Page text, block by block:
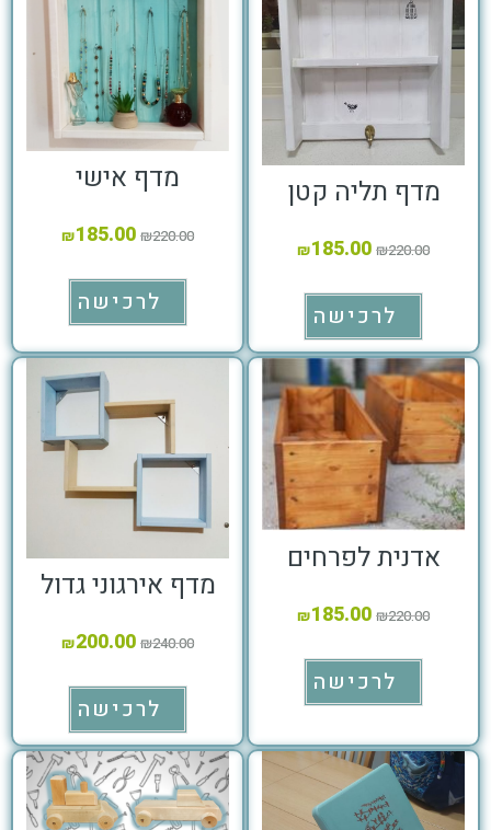
מדף תליה קטן
₪220.00
₪185.00
לרכישה
מדף אישי
₪220.00
₪185.00
לרכישה
אדנית לפרחים
₪220.00
₪185.00
לרכישה
מדף אירגוני גדול
₪240.00
₪200.00
לרכישה